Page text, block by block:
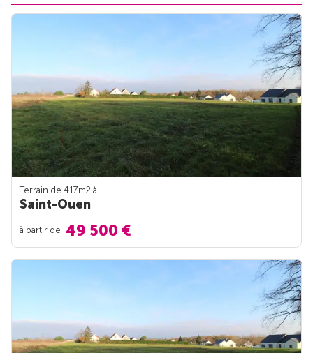
Terrain de 417m2 à
Saint-Ouen
à partir de 49 500 €